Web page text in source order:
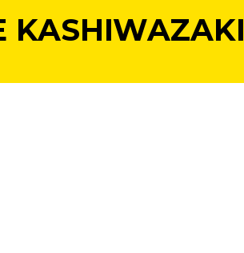
KASHIWAZAKI